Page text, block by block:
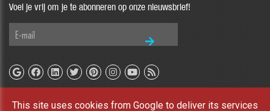
Voel je vrij om je te abonneren op onze nieuwsbrief!
This site uses cookies from Google to deliver its services